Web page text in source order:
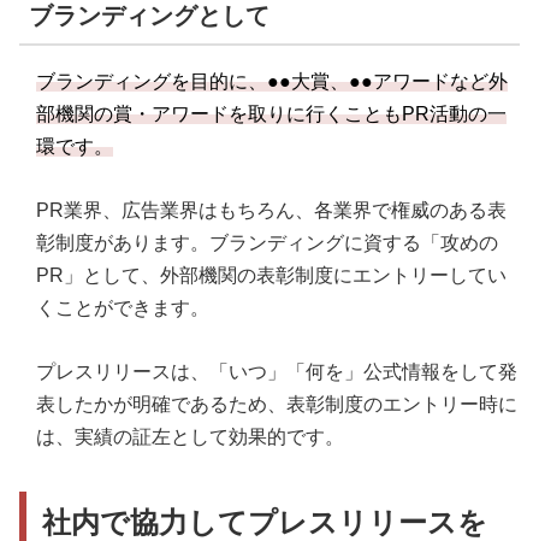
ブランディングとして
ブランディングを目的に、●●大賞、●●アワードなど外
部機関の賞・アワードを取りに行くこともPR活動の一
環です。
PR業界、広告業界はもちろん、各業界で権威のある表
彰制度があります。ブランディングに資する「攻めの
PR」として、外部機関の表彰制度にエントリーしてい
くことができます。
プレスリリースは、「いつ」「何を」公式情報をして発
表したかが明確であるため、表彰制度のエントリー時に
は、実績の証左として効果的です。
社内で協力してプレスリリースを